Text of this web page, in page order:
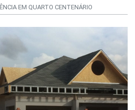
EM QUARTO CENTENÁRIO